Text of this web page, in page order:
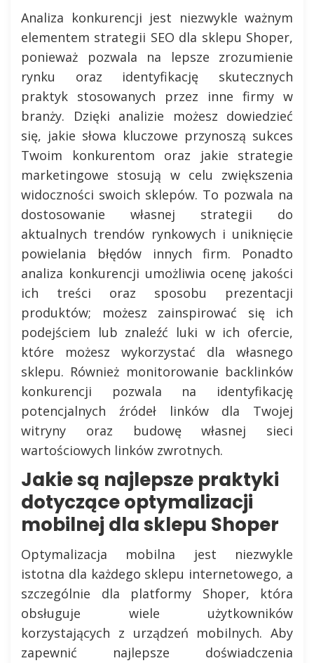
Analiza konkurencji jest niezwykle ważnym
elementem strategii SEO dla sklepu Shoper,
ponieważ pozwala na lepsze zrozumienie
rynku oraz identyfikację skutecznych
praktyk stosowanych przez inne firmy w
branży. Dzięki analizie możesz dowiedzieć
się, jakie słowa kluczowe przynoszą sukces
Twoim konkurentom oraz jakie strategie
marketingowe stosują w celu zwiększenia
widoczności swoich sklepów. To pozwala na
dostosowanie własnej strategii do
aktualnych trendów rynkowych i uniknięcie
powielania błędów innych firm. Ponadto
analiza konkurencji umożliwia ocenę jakości
ich treści oraz sposobu prezentacji
produktów; możesz zainspirować się ich
podejściem lub znaleźć luki w ich ofercie,
które możesz wykorzystać dla własnego
sklepu. Również monitorowanie backlinków
konkurencji pozwala na identyfikację
potencjalnych źródeł linków dla Twojej
witryny oraz budowę własnej sieci
wartościowych linków zwrotnych.
Jakie są najlepsze praktyki
dotyczące optymalizacji
mobilnej dla sklepu Shoper
Optymalizacja mobilna jest niezwykle
istotna dla każdego sklepu internetowego, a
szczególnie dla platformy Shoper, która
obsługuje wiele użytkowników
korzystających z urządzeń mobilnych. Aby
zapewnić najlepsze doświadczenia